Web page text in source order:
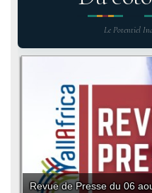
Le Potentiel
Revue de Presse du 06